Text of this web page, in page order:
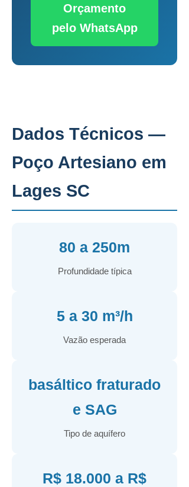
Orçamento
pelo WhatsApp
Dados Técnicos —
Poço Artesiano em
Lages SC
80 a 250m
Profundidade típica
5 a 30 m³/h
Vazão esperada
basáltico fraturado
e SAG
Tipo de aquífero
R$ 18.000 a R$